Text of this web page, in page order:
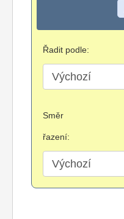
Řadit podle:
Směr
řazení: